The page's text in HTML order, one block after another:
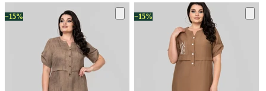
−15% −15%